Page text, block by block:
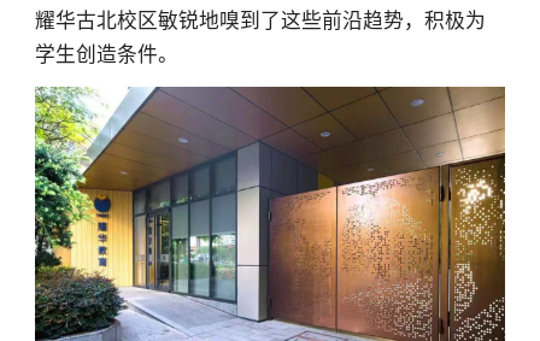
耀华古北校区敏锐地嗅到了这些前沿趋势，积极为
学生创造条件。